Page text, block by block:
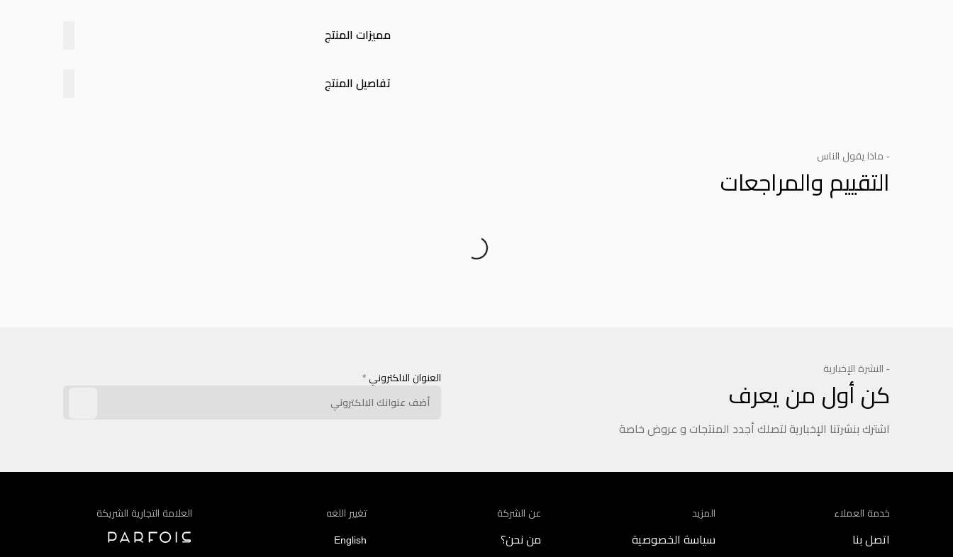
مميزات المنتج
تفاصيل المنتج
- ماذا يقول الناس
التقييم والمراجعات
- النشرة الإخبارية
كن أول من يعرف
اشترك بنشرتنا الإخبارية لتصلك أجدد المنتجات و عروض خاصة
العنوان الالكتروني *
خدمة العملاء
اتصل بنا
المزيد
سياسة الخصوصية
عن الشركة
من نحن؟
تغيير اللغه
English
العلامة التجارية الشريكة